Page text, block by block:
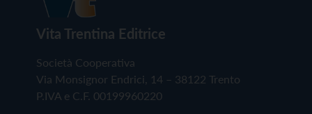
Vita Trentina Editrice
Società Cooperativa
Via Monsignor Endrici, 14 – 38122 Trento
P.IVA e C.F. 00199960220